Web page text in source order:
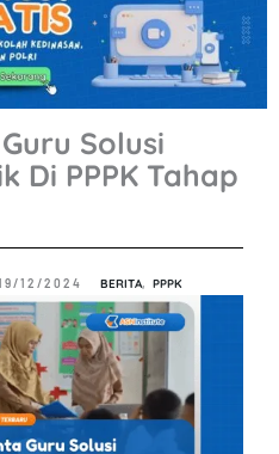
Solusi
Di PPPK Tahap
12/2024 BERITA, PPPK